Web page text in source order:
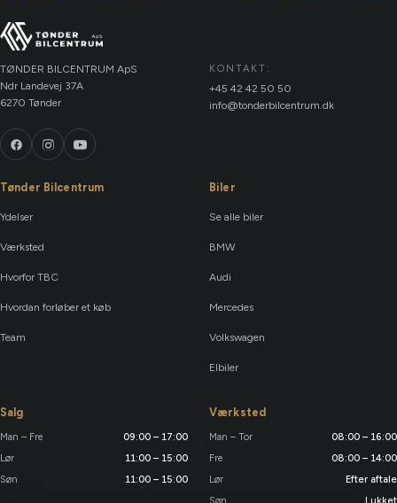
TØNDER BILCENTRUM ApS
Ndr Landevej 37A
6270 Tønder
KONTAKT:
+45 42 42 50 50
info@tonderbilcentrum.dk
Tønder Bilcentrum
Ydelser
Værksted
Hvorfor TBC
Hvordan forløber et køb
Team
Biler
Se alle biler
BMW
Audi
Mercedes
Volkswagen
Elbiler
Salg
Man – Fre
09:00 – 17:00
Lør
11:00 – 15:00
Søn
11:00 – 15:00
Værksted
Man – Tor
08:00 – 16:00
Fre
08:00 – 14:00
Lør
Efter aftale